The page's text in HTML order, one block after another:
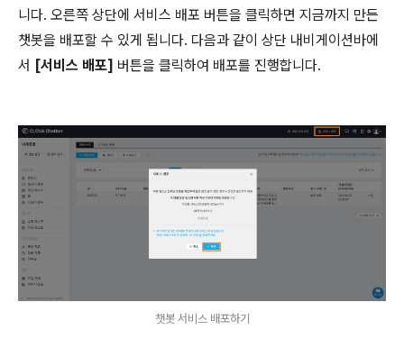
니다. 오른쪽 상단에 서비스 배포 버튼을 클릭하면 지금까지 만든
챗봇을 배포할 수 있게 됩니다. 다음과 같이 상단 내비게이션바에
서 [서비스 배포] 버튼을 클릭하여 배포를 진행합니다.
챗봇 서비스 배포하기